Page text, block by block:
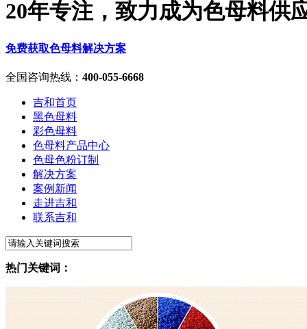
20年专注，致力成为色母料供
免费获取色母料解决方案
全国咨询热线 ： 400-055-6668
吉和首页
黑色母料
彩色母料
色母料产品中心
色母色粉订制
解决方案
案例新闻
走进吉和
联系吉和
热门关键词：